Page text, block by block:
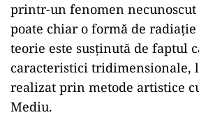
printr-un fenomen necunoscut
poate chiar o formă de
teorie este susținută de faptul
caracteristici tridimensionale,
realizat prin metode artistice
Mediu.